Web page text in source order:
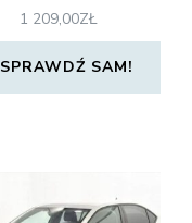
1 209,00ZŁ
SPRAWDŹ SAM!